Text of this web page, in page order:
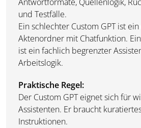
Antwortformate, Quellenlogik,
und Testfälle.
Ein schlechter Custom GPT ist
Aktenordner mit Chatfunktion.
ist ein fachlich begrenzter
Arbeitslogik.
Praktische Regel:
Der Custom GPT eignet sich für
Assistenten. Er braucht
Instruktionen.